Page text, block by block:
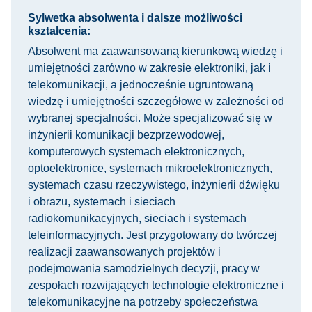
Sylwetka absolwenta i dalsze możliwości
kształcenia:
Absolwent ma zaawansowaną kierunkową wiedzę i
umiejętności zarówno w zakresie elektroniki, jak i
telekomunikacji, a jednocześnie ugruntowaną
wiedzę i umiejętności szczegółowe w zależności od
wybranej specjalności. Może specjalizować się w
inżynierii komunikacji bezprzewodowej,
komputerowych systemach elektronicznych,
optoelektronice, systemach mikroelektronicznych,
systemach czasu rzeczywistego, inżynierii dźwięku
i obrazu, systemach i sieciach
radiokomunikacyjnych, sieciach i systemach
teleinformacyjnych. Jest przygotowany do twórczej
realizacji zaawansowanych projektów i
podejmowania samodzielnych decyzji, pracy w
zespołach rozwijających technologie elektroniczne i
telekomunikacyjne na potrzeby społeczeństwa